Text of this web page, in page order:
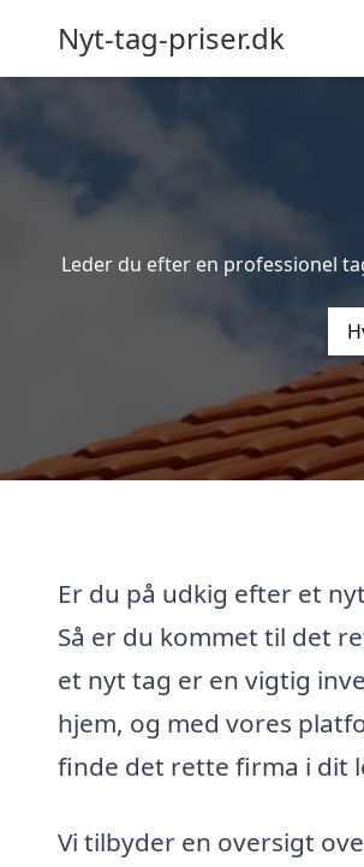
Nyt-tag-priser.dk
Leder du efter en professionel
Er du på udkig efter et
Så er du kommet til det
et nyt tag er en vigtig
hjem, og med vores
finde det rette firma i dit
Vi tilbyder en oversigt